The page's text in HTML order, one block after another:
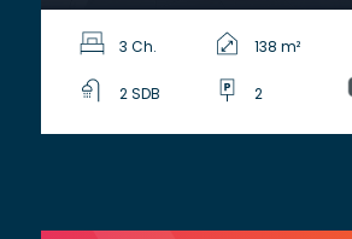
3 Ch. 138 m²
2 SDB 2